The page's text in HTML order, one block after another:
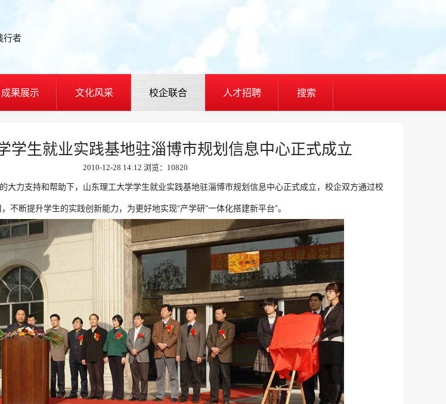
行者
成果展示 文化风采 校企联合 人才招聘 搜索
学生就业实践基地驻淄博市规划信息中心正式成立
2010-12-28 14:12 浏览：10820
大力支持和帮助下，山东理工大学学生就业实践基地驻淄博市规划信息中心正式成立，校企双方通过校
不断提升学生的实践创新能力，为更好地实现“产学研”一体化搭建新平台”。